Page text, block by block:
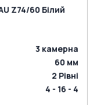
Z74/60 Білий
3 камерна
60 мм
2 Рівні
4 - 16 - 4